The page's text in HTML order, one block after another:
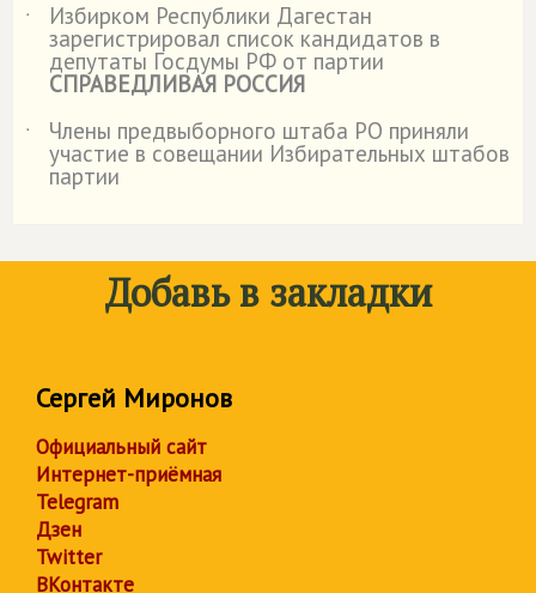
˙
Избирком Республики Дагестан
зарегистрировал список кандидатов в
депутаты Госдумы РФ от партии
СПРАВЕДЛИВАЯ РОССИЯ
˙
Члены предвыборного штаба РО приняли
участие в совещании Избирательных штабов
партии
Добавь в закладки
Сергей Миронов
Официальный сайт
Интернет-приёмная
Telegram
Дзен
Twitter
ВКонтакте